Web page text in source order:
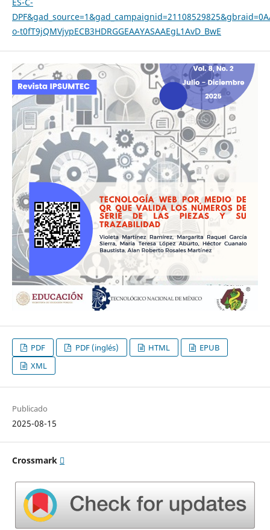
o-t0fT9jQMVjypECB3HDRGGEAAYASAAEgL1AvD_BwE
PDF PDF (inglés) HTML
EPUB
XML
Publicado
2025-08-15
Crossmark